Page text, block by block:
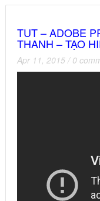
TUT – ADOBE
THANH – TẠO
Apr 11, 2015 / 0